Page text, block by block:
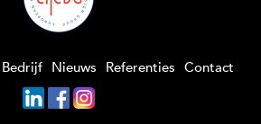
Bedrijf Nieuws Referenties Contact